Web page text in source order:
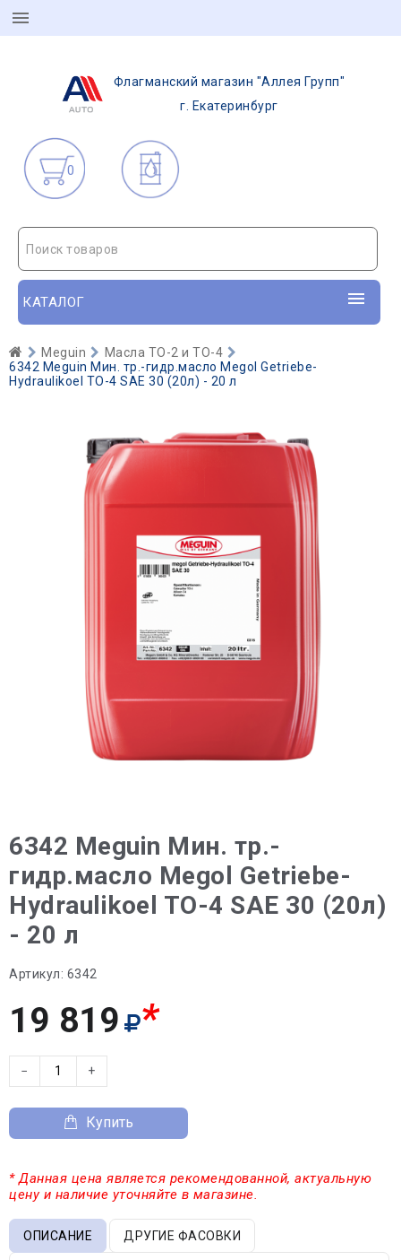
Флагманский магазин "Аллея Групп"
г. Екатеринбург
0
Поиск товаров
КАТАЛОГ
Meguin
Масла ТО-2 и ТО-4
6342 Meguin Мин. тр.-гидр.масло Megol Getriebe-
Hydraulikoel TO-4 SAE 30 (20л) - 20 л
6342 Meguin Мин. тр.-
гидр.масло Megol Getriebe-
Hydraulikoel TO-4 SAE 30 (20л)
- 20 л
Артикул: 6342
19 819 *
− +
Купить
* Данная цена является рекомендованной, актуальную
цену и наличие уточняйте в магазине.
ОПИСАНИЕ ДРУГИЕ ФАСОВКИ